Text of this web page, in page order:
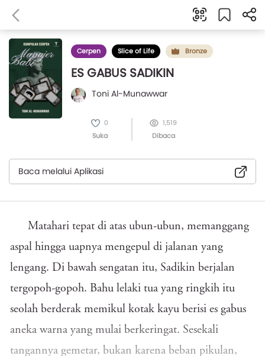
Cerpen Slice of Life Bronze
ES GABUS SADIKIN
Toni Al-Munawwar
0
Suka
1,519
Dibaca
Baca melalui Aplikasi
Matahari tepat di atas ubun-ubun, memanggang
aspal hingga uapnya mengepul di jalanan yang
lengang. Di bawah sengatan itu, Sadikin berjalan
tergopoh-gopoh. Bahu lelaki tua yang ringkih itu
seolah berderak memikul kotak kayu berisi es gabus
aneka warna yang mulai berkeringat. Sesekali
tangannya gemetar, bukan karena beban pikulan,